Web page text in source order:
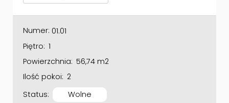
Numer: 01.01
Piętro: 1
Powierzchnia: 56,74 m2
Ilość pokoi: 2
Status:
Wolne